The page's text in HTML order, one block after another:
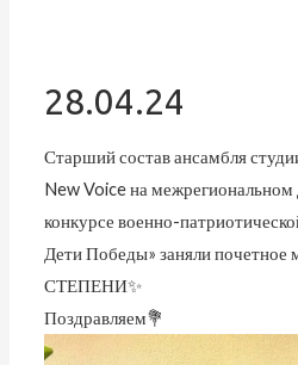
28.04.24
Старший состав ансамбля
New Voice на межрегиональном
конкурсе военно-
Дети Победы» заняли
СТЕПЕНИ✨
Поздравляем💐